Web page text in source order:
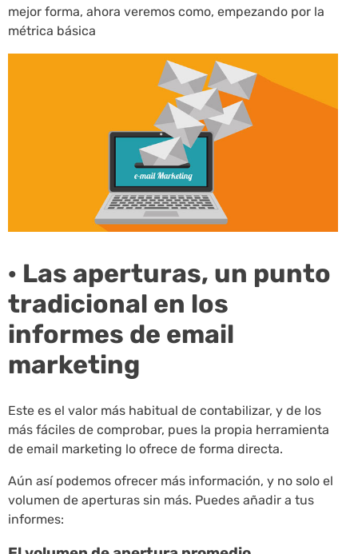
mejor forma, ahora veremos como, empezando por la
métrica básica
· Las aperturas, un punto
tradicional en los
informes de email
marketing
Este es el valor más habitual de contabilizar, y de los
más fáciles de comprobar, pues la propia herramienta
de email marketing lo ofrece de forma directa.
Aún así podemos ofrecer más información, y no solo el
volumen de aperturas sin más. Puedes añadir a tus
informes: